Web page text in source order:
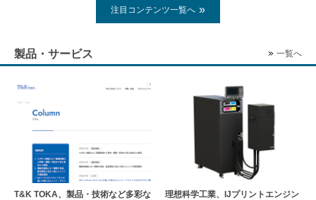
注目コンテンツ一覧へ
製品・サービス 一覧へ
T&K TOKA、製品・技術など多彩な
理想科学工業、IJプリントエンジン